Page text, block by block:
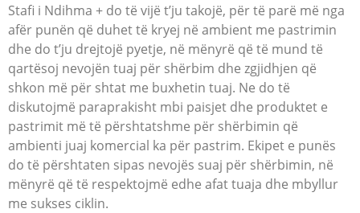
Stafi i Ndihma + do të vijë t’ju takojë, për të parë më nga
afër punën që duhet të kryej në ambient me pastrimin
dhe do t’ju drejtojë pyetje, në mënyrë që të mund të
qartësoj nevojën tuaj për shërbim dhe zgjidhjen që
shkon më për shtat me buxhetin tuaj. Ne do të
diskutojmë paraprakisht mbi paisjet dhe produktet e
pastrimit më të përshtatshme për shërbimin që
ambienti juaj komercial ka për pastrim. Ekipet e punës
do të përshtaten sipas nevojës suaj për shërbimin, në
mënyrë që të respektojmë edhe afat tuaja dhe mbyllur
me sukses ciklin.